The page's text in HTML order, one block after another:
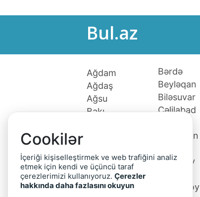
Bul.az
Ağdam
Ağdaş
Ağsu
Bakı
Astara
Babək
Balakən
Bərdə
Beyləqan
Biləsuvar
Cəlilabad
Daşkəsən
Gədəbəy
Goranboy
Cookilər
İçeriği kişiselleştirmek ve web trafiğini analiz
etmek için kendi ve üçüncü taraf
çerezlerimizi kullanıyoruz. Çerezler
hakkında daha fazlasını okuyun